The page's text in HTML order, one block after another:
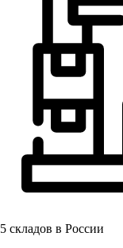
5 складов в России